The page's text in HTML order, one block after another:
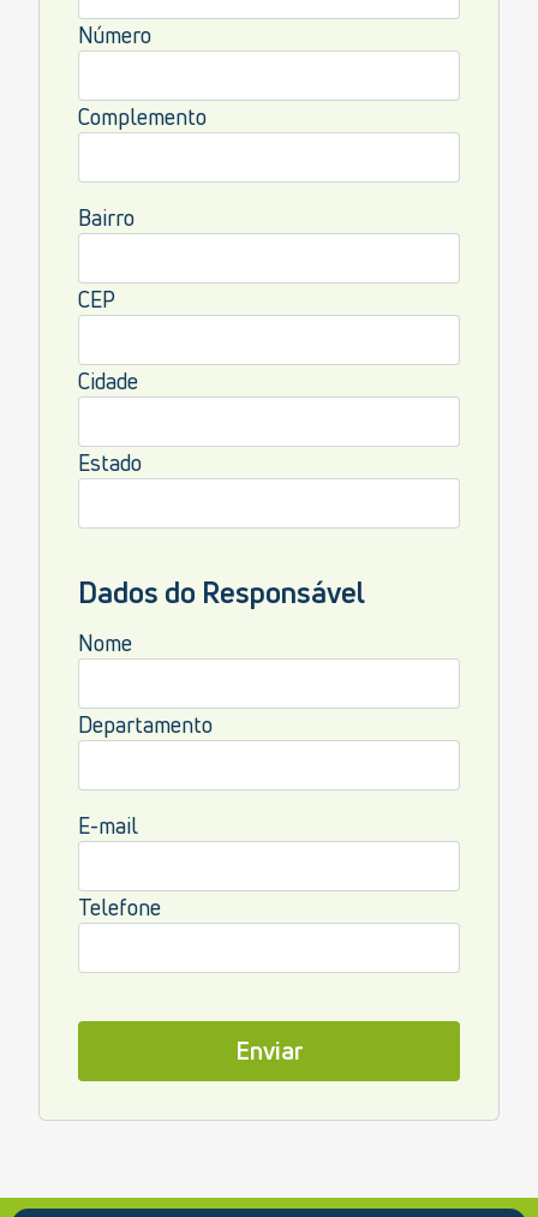
Número
Complemento
Bairro
CEP
Cidade
Estado
Dados do Responsável
Nome
Departamento
E-mail
Telefone